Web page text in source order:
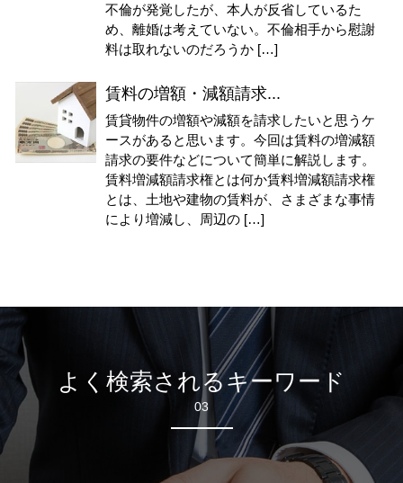
不倫が発覚したが、本人が反省しているた
め、離婚は考えていない。不倫相手から慰謝
料は取れないのだろうか […]
賃料の増額・減額請求...
賃貸物件の増額や減額を請求したいと思うケ
ースがあると思います。今回は賃料の増減額
請求の要件などについて簡単に解説します。
賃料増減額請求権とは何か賃料増減額請求権
とは、土地や建物の賃料が、さまざまな事情
により増減し、周辺の […]
よく検索されるキーワード
03